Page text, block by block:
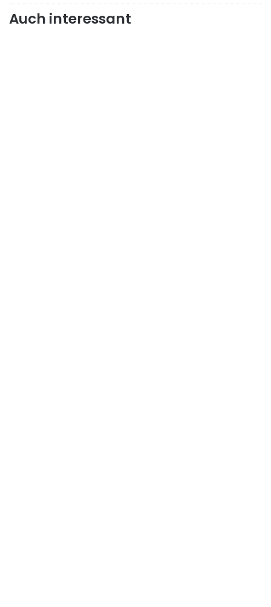
Auch interessant